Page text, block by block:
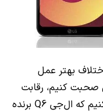
بهتر عمل
صحبت کنیم، رقابت
که ال‌جی Q6 برنده